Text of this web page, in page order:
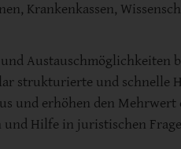
Krankenkassen,
strukturierte und
und erhöhen den
Hilfe in juristischen